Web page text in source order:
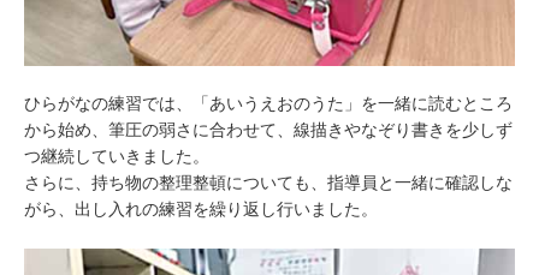
ひらがなの練習では、「あいうえおのうた」を一緒に読むところ
から始め、筆圧の弱さに合わせて、線描きやなぞり書きを少しず
つ継続していきました。
さらに、持ち物の整理整頓についても、指導員と一緒に確認しな
がら、出し入れの練習を繰り返し行いました。